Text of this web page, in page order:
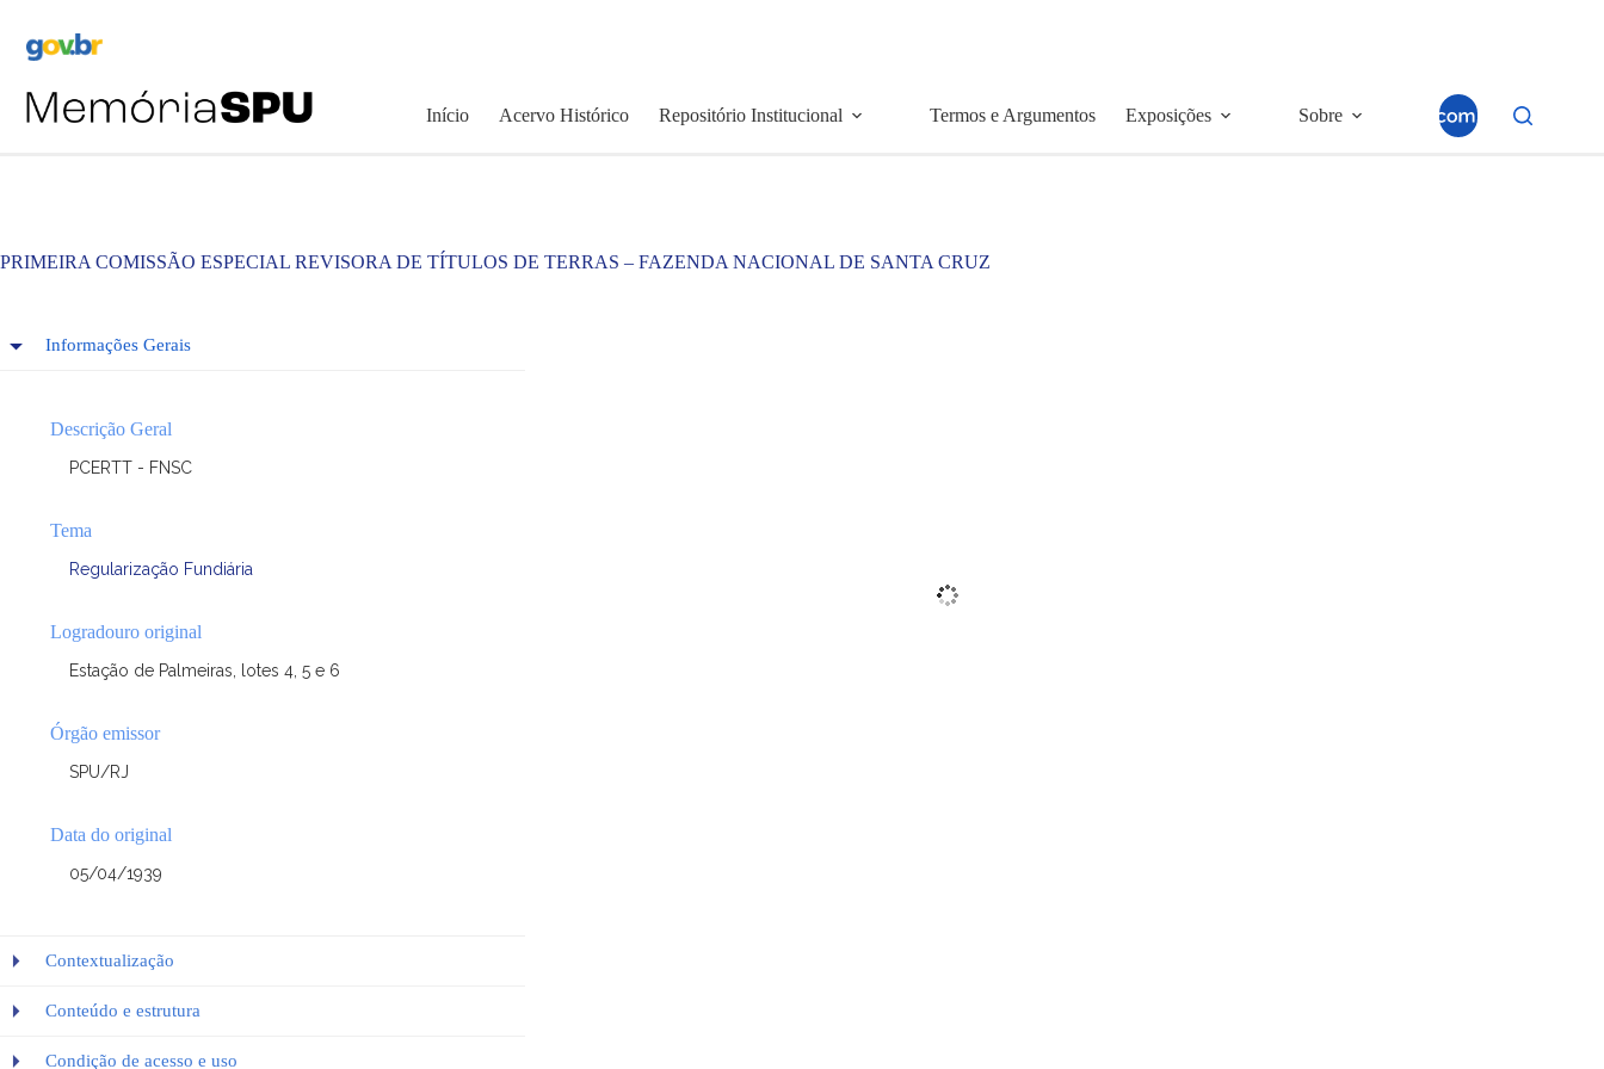
Início Acervo Histórico Repositório Institucional Termos e Argumentos Exposições Sobre
PRIMEIRA COMISSÃO ESPECIAL REVISORA DE TÍTULOS DE TERRAS – FAZENDA NACIONAL DE SANTA CRUZ
Informações Gerais
Descrição Geral
PCERTT - FNSC
Tema
Regularização Fundiária
Logradouro original
Estação de Palmeiras, lotes 4, 5 e 6
Órgão emissor
SPU/RJ
Data do original
05/04/1939
Contextualização
Conteúdo e estrutura
Condição de acesso e uso